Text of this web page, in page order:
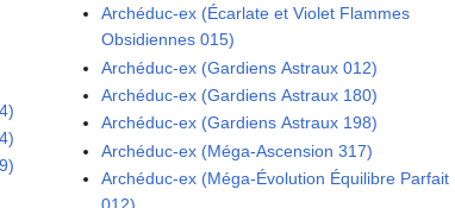
Archéduc-ex (Écarlate et Violet Flammes
Obsidiennes 015)
Archéduc-ex (Gardiens Astraux 012)
Archéduc-ex (Gardiens Astraux 180)
Archéduc-ex (Gardiens Astraux 198)
Archéduc-ex (Méga-Ascension 317)
Archéduc-ex (Méga-Évolution Équilibre Parfait